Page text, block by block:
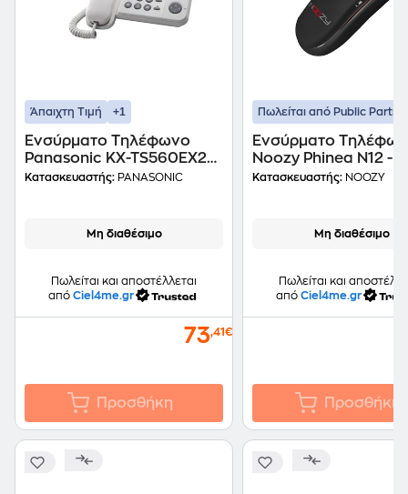
Άπαιχτη Τιμή +1
Ενσύρματο Τηλέφωνο
Panasonic KX-TS560EX2W
- Λευκό
Κατασκευαστής: PANASONIC
Μη διαθέσιμο
Πωλείται και αποστέλλεται
από Ciel4me.gr
73,41€
Προσθήκη
Πωλείται από Public
Ενσύρματο
Noozy Phinea N12 -
Κατασκευαστής: NOOZY
Μη διαθέσιμο
Πωλείται και
από Ciel4me.gr
Προσθήκη